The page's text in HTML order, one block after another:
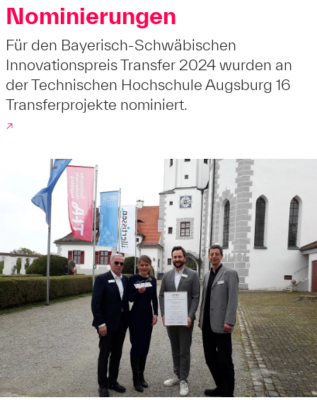
Nominierungen
Für den Bayerisch-Schwäbischen
Innovationspreis Transfer 2024 wurden an
der Technischen Hochschule Augsburg 16
Transferprojekte nominiert.
↗